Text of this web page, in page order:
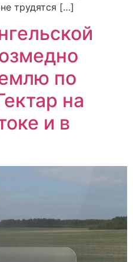
трудятся […]
по
на
и в